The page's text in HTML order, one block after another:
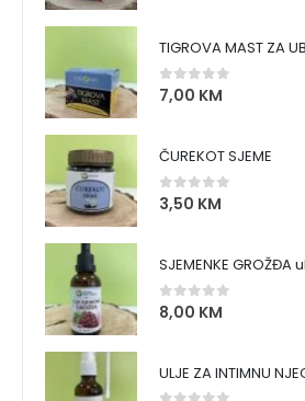
0 out of 5
7,00 KM
ČUREKOT SJEME
0 out of 5
3,50 KM
SJEMENKE GROŽĐA
0 out of 5
8,00 KM
ULJE ZA INTIMNU